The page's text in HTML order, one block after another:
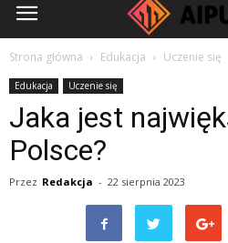
Aipuw.pl
Strona główna Edukacja Uczenie się
Edukacja Uczenie się
Jaka jest
Polsce?
Przez Redakcja - 22 sierpnia 2023